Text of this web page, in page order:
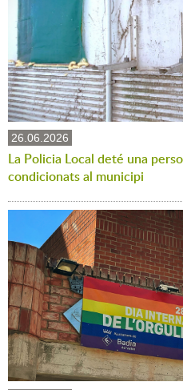
26.06.2026
La Policia Local deté una
condicionats al municipi